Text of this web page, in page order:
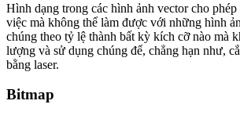
Hình dạng trong các hình ảnh vector cho
việc mà không thể làm được với những hình
chúng theo tỷ lệ thành bất kỳ kích cỡ nào mà
lượng và sử dụng chúng để, chẳng hạn như,
bằng laser.
Bitmap